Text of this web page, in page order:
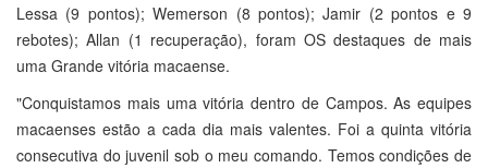
Lessa (9 pontos); Wemerson (8 pontos); Jamir (2 pontos e 9
rebotes); Allan (1 recuperação), foram OS destaques de mais
uma Grande vitória macaense.
"Conquistamos mais uma vitória dentro de Campos. As equipes
macaenses estão a cada dia mais valentes. Foi a quinta vitória
consecutiva do juvenil sob o meu comando. Temos condições de